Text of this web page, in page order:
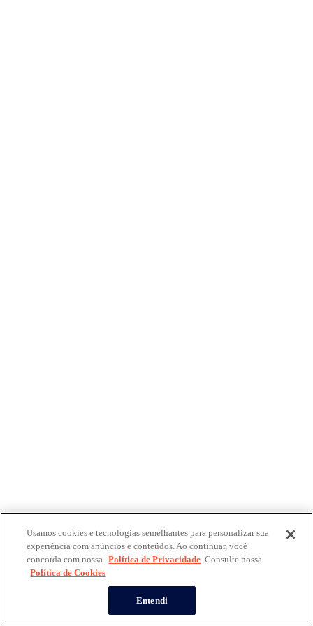
Usamos cookies e tecnologias semelhantes para personalizar sua
experiência com anúncios e conteúdos. Ao continuar, você
concorda com nossa Política de Privacidade. Consulte nossa
Política de Cookies
Entendi